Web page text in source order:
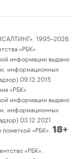
1995–2026.
«РБК»
информации выдано
информационных
09.12.2015
«РБК»
информации выдано
информационных
03.12.2021
«РБК». 18+
«РБК».